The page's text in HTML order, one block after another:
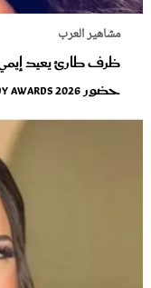
مشاهير العرب
ظرف طارئ يعيد إيمي
حضور Joy Awards 2026